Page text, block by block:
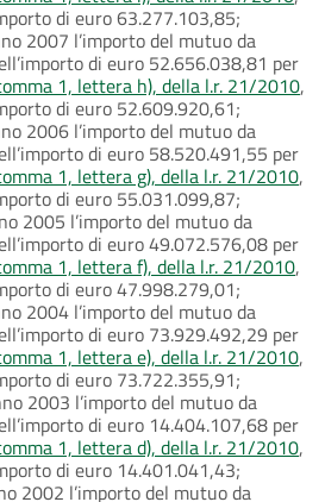
di euro 63.277.103,85;
2007 l’importo del mutuo da
di euro 52.656.038,81 per
1, lettera h), della l.r. 21/2010,
di euro 52.609.920,61;
2006 l’importo del mutuo da
di euro 58.520.491,55 per
1, lettera g), della l.r. 21/2010,
di euro 55.031.099,87;
2005 l’importo del mutuo da
di euro 49.072.576,08 per
1, lettera f), della l.r. 21/2010,
di euro 47.998.279,01;
2004 l’importo del mutuo da
di euro 73.929.492,29 per
1, lettera e), della l.r. 21/2010,
di euro 73.722.355,91;
2003 l’importo del mutuo da
di euro 14.404.107,68 per
1, lettera d), della l.r. 21/2010,
di euro 14.401.041,43;
2002 l’importo del mutuo da